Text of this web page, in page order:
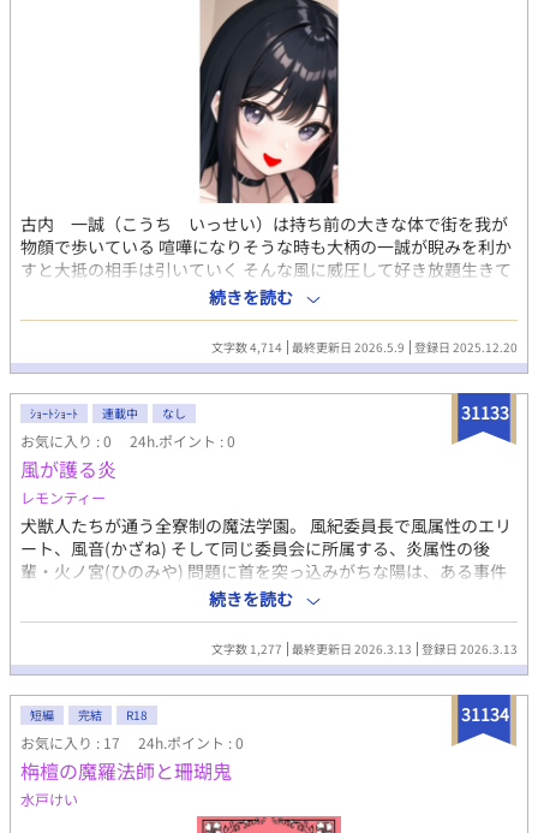
古内 一誠（こうち いっせい）は持ち前の大きな体で街を我が
物顔で歩いている 喧嘩になりそうな時も大柄の一誠が睨みを利か
すと大抵の相手は引いていく そんな風に威圧して好き放題生きて
きた その一誠に起きた悲劇⋯そこから彼は泥沼へと陥り抜け出せ
なくなる そして彼の姿は豹変していく⋯⋯ 一誠を変えてしまった
もの⋯それは⋯強烈な快楽だった⋯ ※本作品には【性的表現／暴
力表現／残虐描写】が含まれる可能性があります。苦手な方はご
ます。 ※センシティブなテーマを扱っています。体調や気分に応
じて閲覧をご判断ください。
続きを読む
文字数 4,714 最終更新日 2026.5.9 登録日 2025.12.20
31133
ｼｮｰﾄｼｮｰﾄ 連載中 なし
お気に入り : 0 24h.ポイント : 0
風が護る炎
レモンティー
犬獣人たちが通う全寮制の魔法学園。 風紀委員長で風属性のエリ
ート、風音(かざね) そして同じ委員会に所属する、炎属性の後
輩・火ノ宮(ひのみや) 問題に首を突っ込みがちな陽は、ある事件
をきっかけに風音に助けられる。 それ以来、尊敬していたはずの
先輩が少しだけ特別に見え始めて――。 風と炎、恋人未満の学園
続きを読む
文字数 1,277 最終更新日 2026.3.13 登録日 2026.3.13
31134
短編 完結 R18
お気に入り : 17 24h.ポイント : 0
栴檀の魔羅法師と珊瑚鬼
水戸けい